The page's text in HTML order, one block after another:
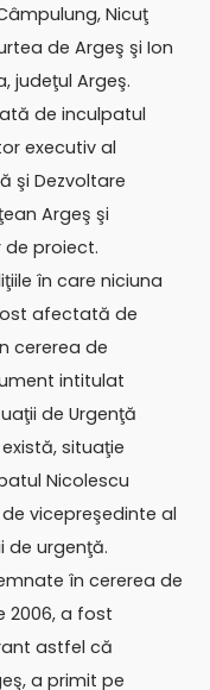
Nicuţ
de Argeş şi Ion
judeţul Argeş.
de inculpatul
executiv al
şi Dezvoltare
Argeş şi
proiect.
în care niciuna
afectată de
cererea de
intitulat
de Urgenţă
situaţie
Nicolescu
vicepreşedinte al
de urgenţă.
în cererea de
2006, a fost
astfel că
a primit pe